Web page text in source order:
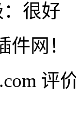
很好
件网！
评